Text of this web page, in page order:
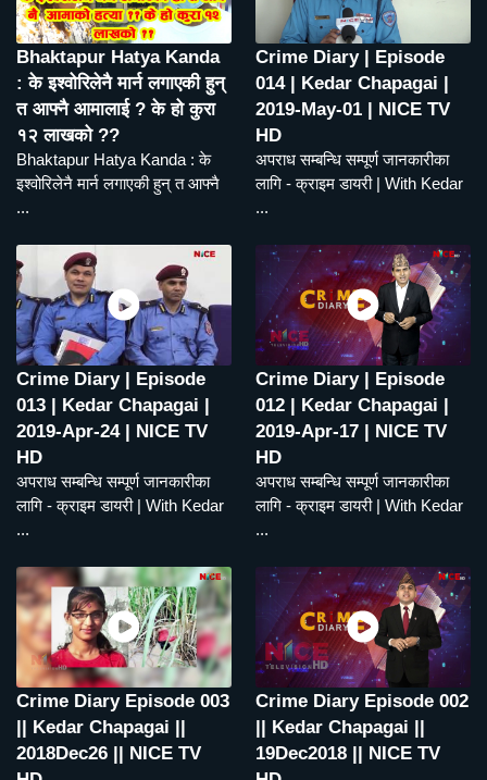
Bhaktapur Hatya Kanda
: के इश्वोरिलेनै मार्न लगाएकी हुन्
त आफ्नै आमालाई ? के हो कुरा
१२ लाखको ??
Bhaktapur Hatya Kanda : के
इश्वोरिलेनै मार्न लगाएकी हुन् त आफ्नै
...
Crime Diary | Episode
014 | Kedar Chapagai |
2019-May-01 | NICE TV
HD
अपराध सम्बन्धि सम्पूर्ण जानकारीका
लागि - क्राइम डायरी | With Kedar
...
Crime Diary | Episode
013 | Kedar Chapagai |
2019-Apr-24 | NICE TV
HD
अपराध सम्बन्धि सम्पूर्ण जानकारीका
लागि - क्राइम डायरी | With Kedar
...
Crime Diary | Episode
012 | Kedar Chapagai |
2019-Apr-17 | NICE TV
HD
अपराध सम्बन्धि सम्पूर्ण जानकारीका
लागि - क्राइम डायरी | With Kedar
...
Crime Diary Episode 003
|| Kedar Chapagai ||
2018Dec26 || NICE TV
Crime Diary Episode 002
|| Kedar Chapagai ||
19Dec2018 || NICE TV